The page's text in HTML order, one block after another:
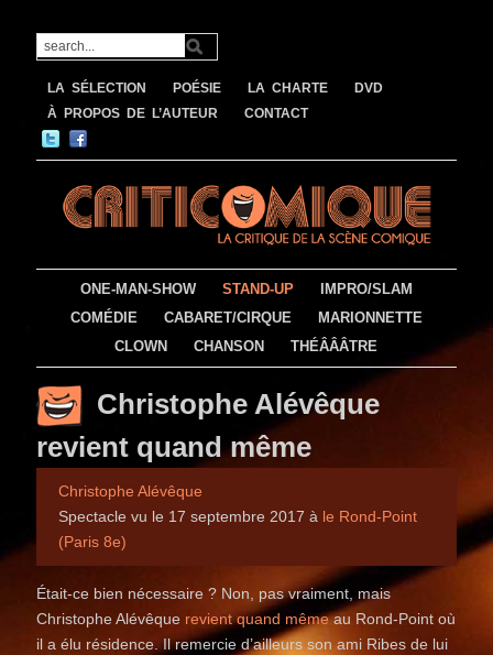
LA SÉLECTION POÉSIE LA CHARTE
DVD
À PROPOS DE L’AUTEUR
CONTACT
ONE-MAN-SHOW STAND-UP
IMPRO/SLAM
COMÉDIE
CABARET/CIRQUE
MARIONNETTE
CLOWN
CHANSON THÉÂÂÂTRE
Christophe Alévêque
revient quand même
Christophe Alévêque
Spectacle vu le 17 septembre 2017 à le Rond-Point
(Paris 8e)
Était-ce bien nécessaire ? Non, pas vraiment, mais
Christophe Alévêque revient quand mêmeau Rond-Point où
il a élu résidence. Il remercie d’ailleurs son ami Ribes de lui